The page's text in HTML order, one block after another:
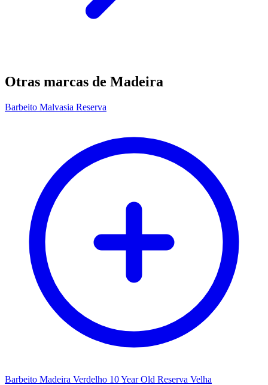
Otras marcas de Madeira
Barbeito Malvasia Reserva
Barbeito Madeira Verdelho 10 Year Old Reserva Velha